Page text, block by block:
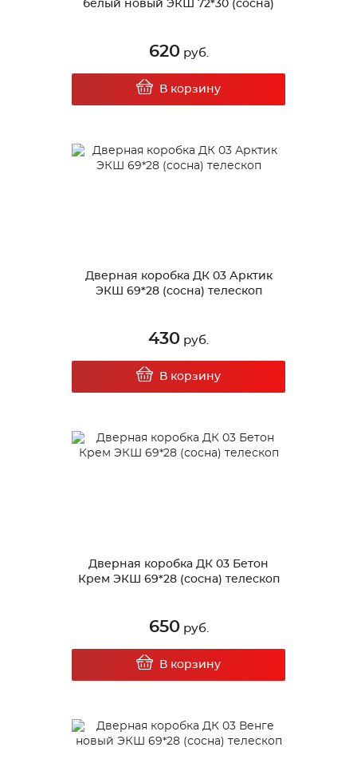
белый новый ЭКШ 72*30 (сосна)
620руб.
В корзину
Дверная коробка ДК 03 Арктик
ЭКШ 69*28 (сосна) телескоп
430 руб.
В корзину
Дверная коробка ДК 03 Бетон
Крем ЭКШ 69*28 (сосна) телескоп
650руб.
В корзину